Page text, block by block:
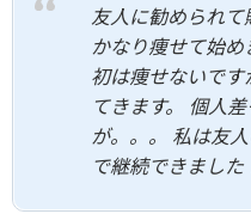
友人に勧められ
かなり痩せて始
初は痩せないで
てきます。 個人
が。。。 私は友
で継続できました